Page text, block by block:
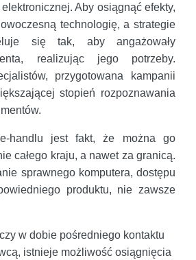
Aby osiągnąć efekty,
technologię, a strategie
się tak, aby angażowały
realizując jego potrzeby.
przygotowana kampanii
stopień rozpoznawania
handlu jest fakt, że można go
całego kraju, a nawet za granicą.
sprawnego komputera, dostępu
produktu, nie zawsze
w dobie pośredniego kontaktu
istnieje możliwość osiągnięcia